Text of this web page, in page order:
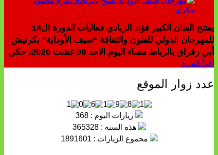
يفتتح الفنان الكبير فؤاد الزبادي فعاليات الدورة ال14
للمهرجان الدولي للفنون والثقافة “صيف الأوداية” بكرنيش
أبي رقراق بالرباط مساء اليوم الاحد 09 غشت 2026، حكي
إقرأ المزيد
عدد زوار الموقع
زيارات اليوم : 368
هذه السنة : 365328
مجموع الزيارات : 1891601